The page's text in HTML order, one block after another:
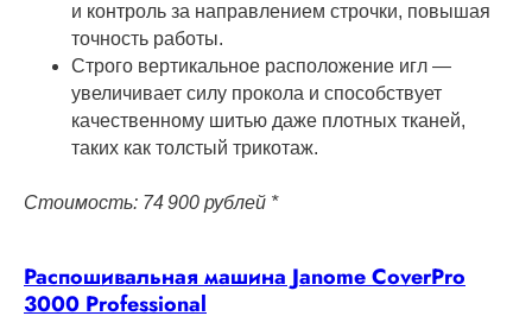
и контроль за направлением строчки, повышая
точность работы.
Строго вертикальное расположение игл —
увеличивает силу прокола и способствует
качественному шитью даже плотных тканей,
таких как толстый трикотаж.
Стоимость: 74 900 рублей *
Распошивальная машина Janome CoverPro
3000 Professional